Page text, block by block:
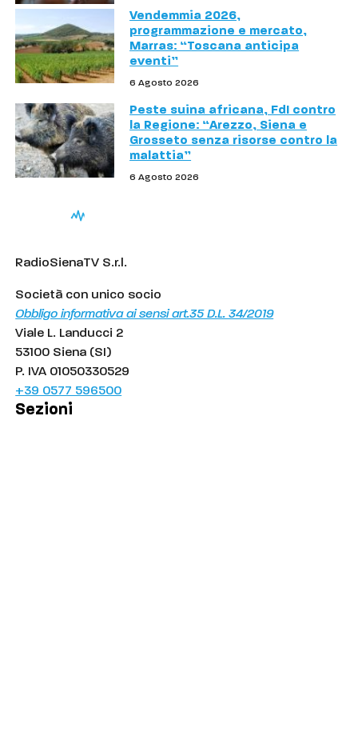
Vendemmia 2026,
programmazione e mercato,
Marras: “Toscana anticipa
eventi”
6 Agosto 2026
Peste suina africana, FdI contro
la Regione: “Arezzo, Siena e
Grosseto senza risorse contro la
malattia”
6 Agosto 2026
RadioSienaTV S.r.l.
Società con unico socio
Obbligo informativa ai sensi art.35 D.L. 34/2019
Viale L. Landucci 2
53100 Siena (SI)
P. IVA 01050330529
+39 0577 596500
Sezioni